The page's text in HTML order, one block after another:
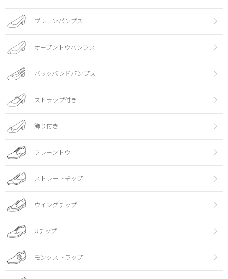
プレーンパンプス
オープントウパンプス
バックバンドパンプス
ストラップ付き
飾り付き
プレーントウ
ストレートチップ
ウイングチップ
Uチップ
モンクストラップ